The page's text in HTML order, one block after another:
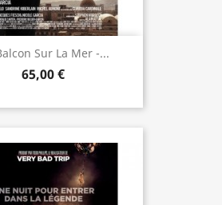
Sur La Mer -...
65,00 €